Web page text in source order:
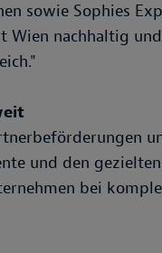
sowie Sophies
Wien nachhaltig
und den
bei